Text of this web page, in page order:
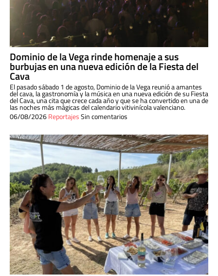
Dominio de la Vega rinde homenaje a sus
burbujas en una nueva edición de la Fiesta del
Cava
El pasado sábado 1 de agosto, Dominio de la Vega reunió a amantes
del cava, la gastronomía y la música en una nueva edición de su Fiesta
del Cava, una cita que crece cada año y que se ha convertido en una de
las noches más mágicas del calendario vitivinícola valenciano.
06/08/2026ReportajesSin comentarios